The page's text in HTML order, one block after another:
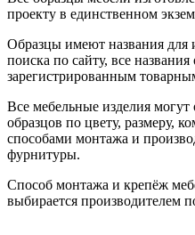
проекту в единственном
Образцы имеют названия для
поиска по сайту, все
зарегистрированным
Все мебельные изделия могут
образцов по цвету, размеру,
способами монтажа и
фурнитуры.
Способ монтажа и крепёж
выбирается производителем